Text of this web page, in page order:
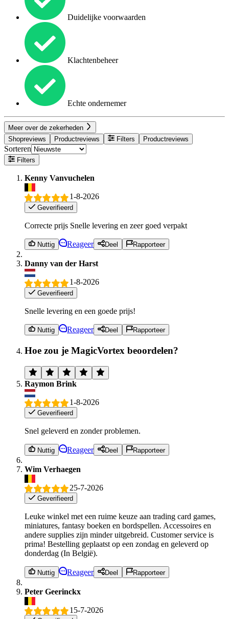
Duidelijke voorwaarden
Klachtenbeheer
Echte ondernemer
Meer over de zekerheden
Shopreviews
Productreviews Filters Productreviews
Sorteren
Filters
Kenny Vanvuchelen
1-8-2026
Geverifieerd
Correcte prijs Snelle levering en zeer goed verpakt
Nuttig Reageer Deel Rapporteer
Danny van der Harst
1-8-2026
Geverifieerd
Snelle levering en een goede prijs!
Nuttig Reageer Deel Rapporteer
Hoe zou je MagicVortex beoordelen?
Raymon Brink
1-8-2026
Geverifieerd
Snel geleverd en zonder problemen.
Nuttig Reageer Deel Rapporteer
Wim Verhaegen
25-7-2026
Geverifieerd
Leuke winkel met een ruime keuze aan trading card games,
miniatures, fantasy boeken en bordspellen. Accessoires en
andere supplies zijn minder uitgebreid. Customer service is
prima! Bestelling geplaatst op een zondag en geleverd op
donderdag (In België).
Nuttig Reageer Deel Rapporteer
Peter Geerinckx
15-7-2026